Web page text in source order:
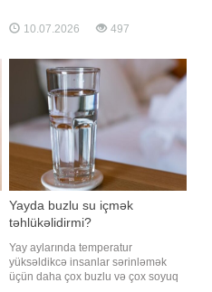
dəyişikliklərdən qorumağa kömək
edə biləcək antioksidantlar, liflər və
zəngin məhsullardan biri hesab
olunur. Qaynarinfo xəbər veri
10.07.2026 497
Yayda buzlu su içmək
təhlükəlidirmi?
Yay aylarında temperatur
yüksəldikcə insanlar sərinləmək
üçün daha çox buzlu və çox soyuq